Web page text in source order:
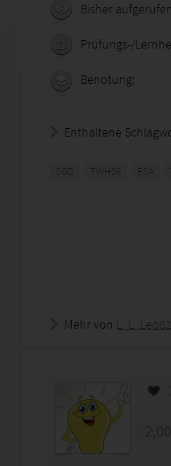
Bisher
Prüfungs-/
Benotung:
Enthaltene
SGD TWH06 ESA
Mehr von L_L_Leo82